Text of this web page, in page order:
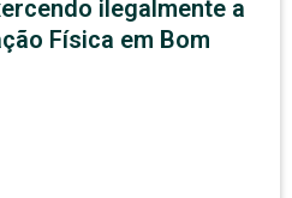
ilegalmente a
Física em Bom